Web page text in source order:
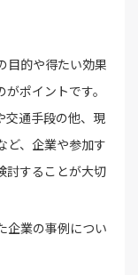
目的や得たい効果
ポイントです。
交通手段の他、現
ど、企業や参加す
討することが大切
企業の事例につい